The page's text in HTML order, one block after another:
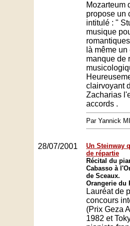
Mozarteum
propose un
intitulé : "
musique
là même
manque de
clairvoyant
Zacharias
accords .
Par Yannick
28/07/2001
Un Steinway
de répartie
Récital du
Cabasso à
de Sceaux.
Orangerie du
Lauréat de
concours
(Prix Geza
1982 et